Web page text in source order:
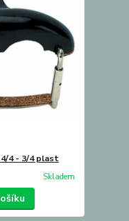
4 - 3/4 plast
Skladem